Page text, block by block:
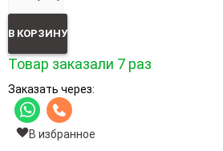
В КОРЗИНУ
Товар заказали 7 раз
Заказать через:
В избранное